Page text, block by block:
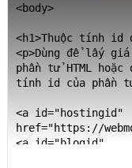
<body>
<h1>Thuộc tính
<p>Dùng để lấy
phần tử HTML
tính id của phần tử
<a id="hostingid"
href="https://
<a id="blogid"